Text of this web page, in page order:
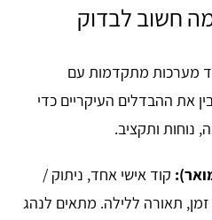
חשוב לבדוק
מערכות מתקדמות עם
את ההבדלים העיקריים כדי
נוחות ותקציב.
קוד אישי אחד, ניתוק /
תאורה ללילה. מתאים לנהג